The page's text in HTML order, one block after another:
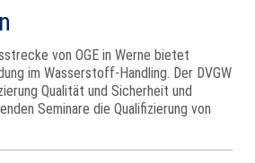
von OGE in Werne bietet
im Wasserstoff-Handling. Der DVGW
Qualität und Sicherheit und
Seminare die Qualifizierung von